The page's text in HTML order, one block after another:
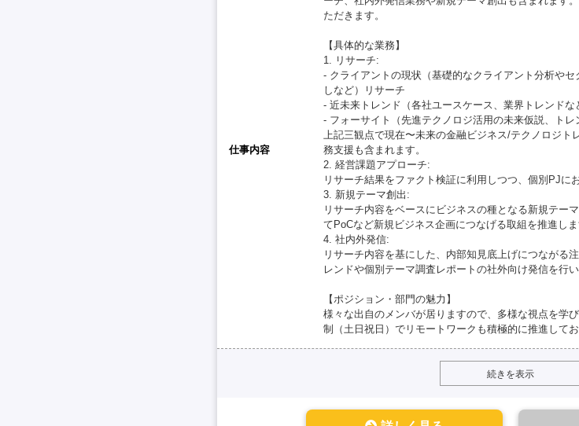
仕事内容
ただきます。
【具体的な業務】
1. リサーチ:
- クライアントの現状（基礎的なクライアント分析や
しなど）リサーチ
- 近未来トレンド（各社ユースケース、業界トレンドな
- フォーサイト（先進テクノロジ活用の未来仮説、トレ
上記三観点で現在〜未来の金融ビジネス/テクノロジ
務支援も含まれます。
2. 経営課題アプローチ:
リサーチ結果をファクト検証に利用しつつ、個別PJに
3. 新規テーマ創出:
リサーチ内容をベースにビジネスの種となる新規テー
てPoCなど新規ビジネス企画につなげる取組を推進しま
4. 社内外発信:
リサーチ内容を基にした、内部知見底上げにつながる
レンドや個別テーマ調査レポートの社外向け発信を行い
【ポジション・部門の魅力】
様々な出自のメンバが居りますので、多様な視点を学
制（土日祝日）でリモートワークも積極的に推進して
続きを表示